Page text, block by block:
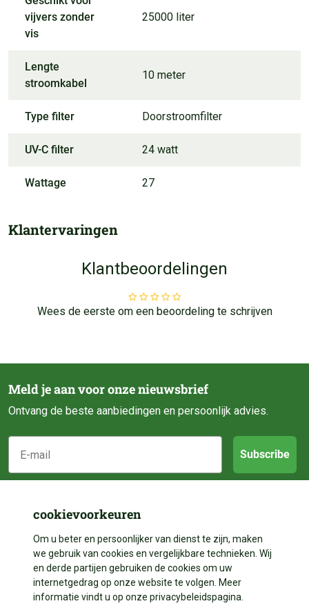
vijvers zonder
vis
25000 liter
Lengte
stroomkabel
10 meter
Type filter Doorstroomfilter
UV-C filter 24 watt
Wattage 27
Klantervaringen
Klantbeoordelingen
Wees de eerste om een beoordeling te schrijven
Meld je aan voor onze nieuwsbrief
Ontvang de beste aanbiedingen en persoonlijk advies.
E-mail
Subscribe
Klantenservice
Over ons
Contact
Betalen
Categorieën
Vijveraanleg
Vijverdecoratie
Volg ons
cookievoorkeuren
Om u beter en persoonlijker van dienst te zijn, maken
we gebruik van cookies en vergelijkbare technieken. Wij
en derde partijen gebruiken de cookies om uw
internetgedrag op onze website te volgen. Meer
informatie vindt u op onze privacybeleidspagina.